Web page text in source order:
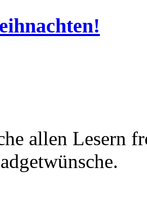
allen Lesern